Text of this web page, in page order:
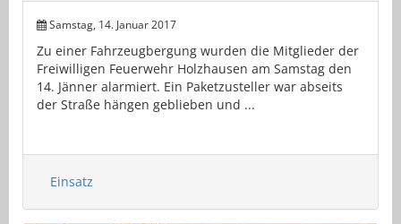
Samstag, 14. Januar 2017
Zu einer Fahrzeugbergung wurden die Mitglieder der
Freiwilligen Feuerwehr Holzhausen am Samstag den
14. Jänner alarmiert. Ein Paketzusteller war abseits
der Straße hängen geblieben und ...
Einsatz